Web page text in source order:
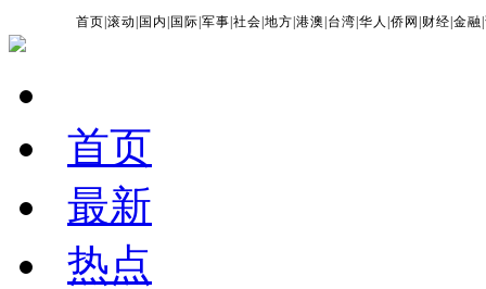
首页 |滚动 国内 国际 |军事 |社会 |地方 |港澳 台湾 |华人 |侨网 财经 |金融 |
首页
最新
热点